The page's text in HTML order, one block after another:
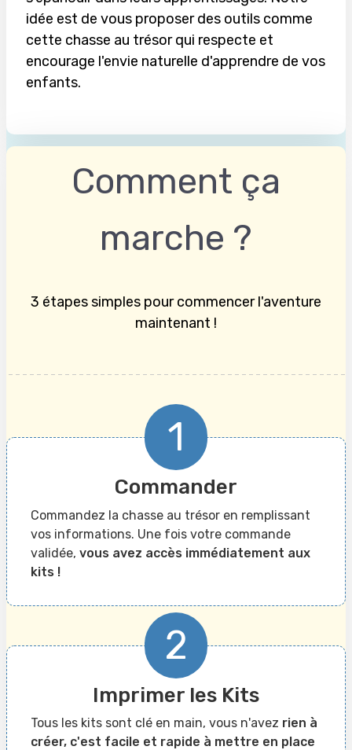
idée est de vous proposer des outils comme
cette chasse au trésor qui respecte et
encourage l'envie naturelle d'apprendre de vos
enfants.
Comment ça
marche ?
3 étapes simples pour commencer l'aventure
maintenant !
1
Commander
Commandez la chasse au trésor en remplissant
vos informations. Une fois votre commande
validée, vous avez accès immédiatement aux
kits !
2
Imprimer les Kits
Tous les kits sont clé en main, vous n'avez rien à
créer, c'est facile et rapide à mettre en place